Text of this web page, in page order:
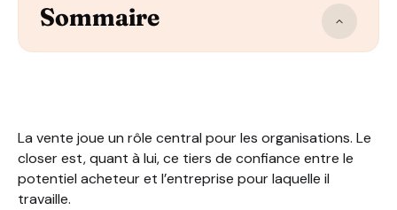
Sommaire
La vente joue un rôle central pour les organisations. Le
closer est, quant à lui, ce tiers de confiance entre le
potentiel acheteur et l’entreprise pour laquelle il
travaille.